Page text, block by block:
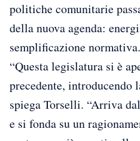
politiche comunitarie
della nuova agenda:
semplificazione normativa.
“Questa legislatura si è
precedente, introducendo
spiega Torselli. “Arriva
e si fonda su un